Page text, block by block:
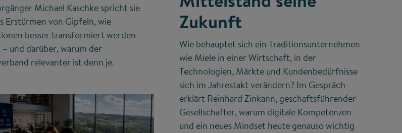
Michael Kaschke spricht sie
Erstürmen von Gipfeln, wie
besser transformiert werden
und darüber, warum der
relevanter ist denn je.
Zukunft
Wie behauptet sich ein Traditionsunternehmen
wie Miele in einer Wirtschaft, in der
Technologien, Märkte und Kundenbedürfnisse
sich im Jahrestakt verändern? Im Gespräch
erklärt Reinhard Zinkann, geschaftsführender
Gesellschafter, warum digitale Kompetenzen
und ein neues Mindset heute genauso wichtig